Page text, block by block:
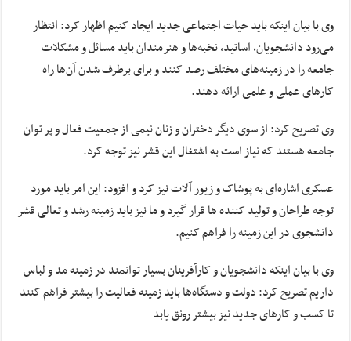
وی با بیان اینکه باید حیات اجتماعی جدید ایجاد کنیم اظهار کرد: انتظار
می‌رود دانشجویان، اساتید، نخبه‌ها و هنرمندان باید مسائل و مشکلات
جامعه را در زمینه‌های مختلف رصد کنند و برای برطرف شدن آن‌ها راه
کارهای عملی و علمی ارائه دهند.
وی تصریح کرد: از سوی دیگر دختران و زنان نیمی از جمعیت فعال و پر توان
جامعه هستند که نیاز است به اشتغال این قشر نیز توجه کرد.
عسکری اشاره‌ای به پوشاک و زیور آلات نیز کرد و افزود: این امر باید مورد
توجه طراحان و تولید کننده ها قرار گیرد و ما نیز باید زمینه رشد و تعالی قشر
دانشجوی در این زمینه را فراهم کنیم.
وی با بیان اینکه دانشجویان و کارآفرینان بسیار توانمند در زمینه مد و لباس
داریم تصریح کرد: دولت و دستگاه‌ها باید زمینه فعالیت را بیشتر فراهم کنند
تا کسب و کارهای جدید نیز بیشتر رونق یابد